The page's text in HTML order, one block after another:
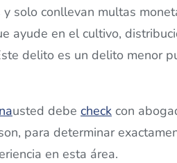
solo conllevan multas
ayude en el cultivo,
delito es un delito menor
usted debe check con
para determinar
en esta área.